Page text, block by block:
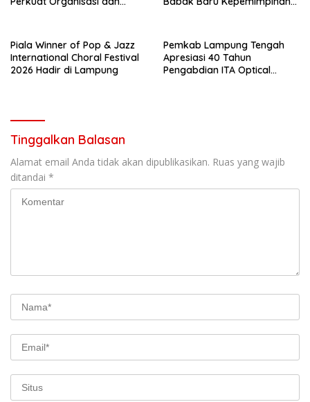
Piala Winner of Pop & Jazz
International Choral Festival
2026 Hadir di Lampung
Pemkab Lampung Tengah
Apresiasi 40 Tahun
Pengabdian ITA Optical
Tinggalkan Balasan
Alamat email Anda tidak akan dipublikasikan. Ruas yang wajib
ditandai *